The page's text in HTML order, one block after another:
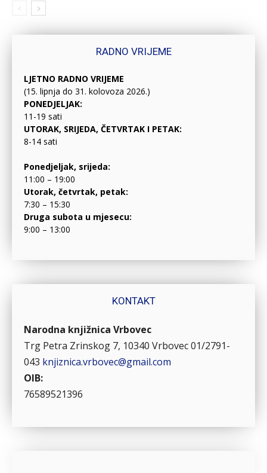
RADNO VRIJEME
LJETNO RADNO VRIJEME
(15. lipnja do 31. kolovoza 2026.)
PONEDJELJAK:
11-19 sati
UTORAK, SRIJEDA, ČETVRTAK I PETAK:
8-14 sati
Ponedjeljak, srijeda:
11:00 – 19:00
Utorak, četvrtak, petak:
7:30 – 15:30
Druga subota u mjesecu:
9:00 – 13:00
KONTAKT
Narodna knjižnica Vrbovec
Trg Petra Zrinskog 7, 10340 Vrbovec01/2791-
043 knjiznica.vrbovec@gmail.com
OIB:
76589521396